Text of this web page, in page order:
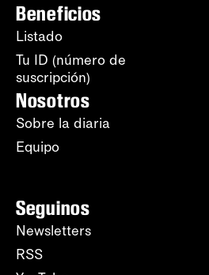
Beneficios
Listado
Tu ID (número de
suscripción)
Nosotros
Sobre la diaria
Equipo
Seguinos
Newsletters
RSS